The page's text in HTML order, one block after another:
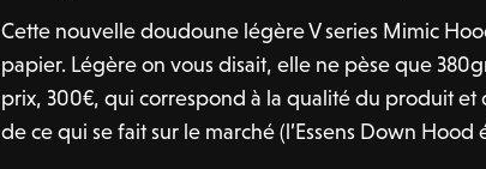
Cette nouvelle doudoune légère V series Mimic
papier. Légère on vous disait, elle ne pèse que
prix, 300€, qui correspond à la qualité du produit et
de ce qui se fait sur le marché (l’Essens Down Hood